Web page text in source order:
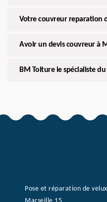
Votre couvreur reparation
Avoir un devis couvreur à
BM Toiture le spécialiste
Pose et réparation de velux